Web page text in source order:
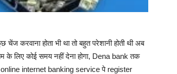
करवाना होता भी था तो बहुत परेशानी होती थी अब
लिए कोई समय नहीं देना होगा, Dena bank तक
online internet banking service पे register